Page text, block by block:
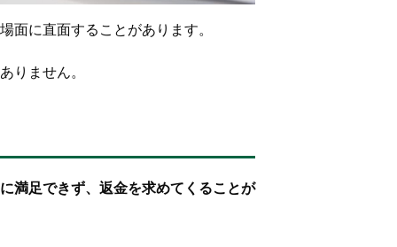
面に直面することがあります。
りません。
満足できず、返金を求めてくることが